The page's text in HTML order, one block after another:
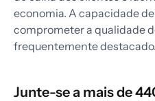
economia. A capacidade
comprometer a qualidade
frequentemente destacado.
Junte-se a mais de